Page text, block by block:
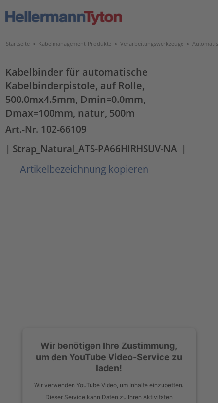
Startseite > Kabelmanagement-Produkte > Verarbeitungswerkzeuge >
Kabelbinder für automatische
Kabelbinderpistole, auf Rolle,
500.0mx4.5mm, Dmin=0.0mm,
Dmax=100mm, natur, 500m
Art.-Nr. 102-66109
| Strap_Natural_ATS-PA66HIRHSUV-NA |
Artikelbezeichnung kopieren
Wir benötigen Ihre Zustimmung,
um den YouTube Video-Service zu
laden!
Wir verwenden YouTube Video, um Inhalte einzubetten.
Dieser Service kann Daten zu Ihren Aktivitäten